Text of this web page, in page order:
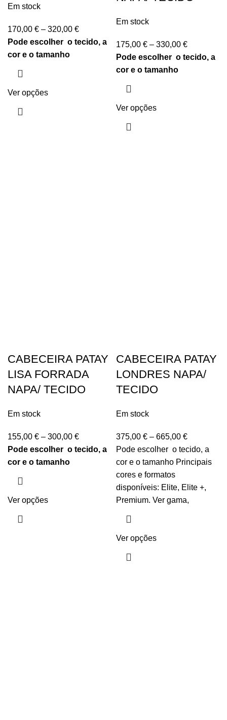
Em stock
170,00 € – 320,00 €
Pode escolher o tecido, a
cor e o tamanho
Ver opções
Em stock
175,00 € – 330,00 €
Pode escolher o tecido, a
cor e o tamanho
Ver opções
CABECEIRA PATAY
LISA FORRADA
NAPA/ TECIDO
Em stock
155,00 € – 300,00 €
Pode escolher o tecido, a
cor e o tamanho
Ver opções
CABECEIRA PATAY
LONDRES NAPA/
TECIDO
Em stock
375,00 € – 665,00 €
Pode escolher o tecido, a
cor e o tamanho Principais
cores e formatos
disponíveis: Elite, Elite +,
Premium. Ver gama,
Ver opções